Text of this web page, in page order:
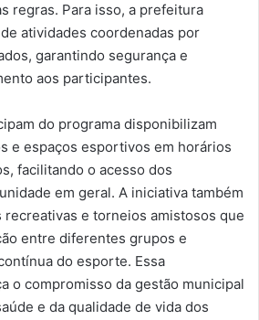
regras. Para isso, a prefeitura
atividades coordenadas por
garantindo segurança e
aos participantes.
do programa disponibilizam
e espaços esportivos em horários
facilitando o acesso dos
em geral. A iniciativa também
e torneios amistosos que
entre diferentes grupos e
do esporte. Essa
o compromisso da gestão municipal
e da qualidade de vida dos